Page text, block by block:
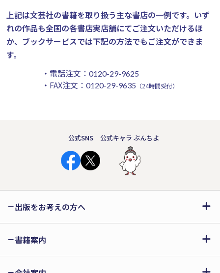
上記は文芸社の書籍を取り扱う主な書店の一例です。 いず
れの作品も全国の各書店実店舗にてご注文いただけるほ
か、ブックサービスでは下記の方法でもご注文ができま
す。
・電話注文： 0120-29-9625
・FAX注文： 0120-29-9635 （24時間受付）
公式SNS 公式キャラ ぶんちよ
出版をお考えの方へ
書籍案内